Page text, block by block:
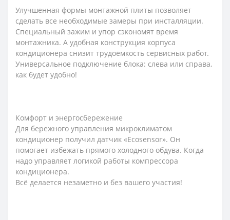
Улучшенная формы монтажной плиты позволяет
сделать все необходимые замеры при инсталляции.
Специальный зажим и упор сэкономят время
монтажника. А удобная конструкция корпуса
кондиционера снизит трудоёмкость сервисных работ.
Универсальное подключение блока: слева или справа,
как будет удобно!
Комфорт и энергосбережение
Для бережного управления микроклиматом
кондиционер получил датчик «Ecosensor». Он
помогает избежать прямого холодного обдува. Когда
надо управляет логикой работы компрессора
кондиционера.
Всё делается незаметно и без вашего участия!